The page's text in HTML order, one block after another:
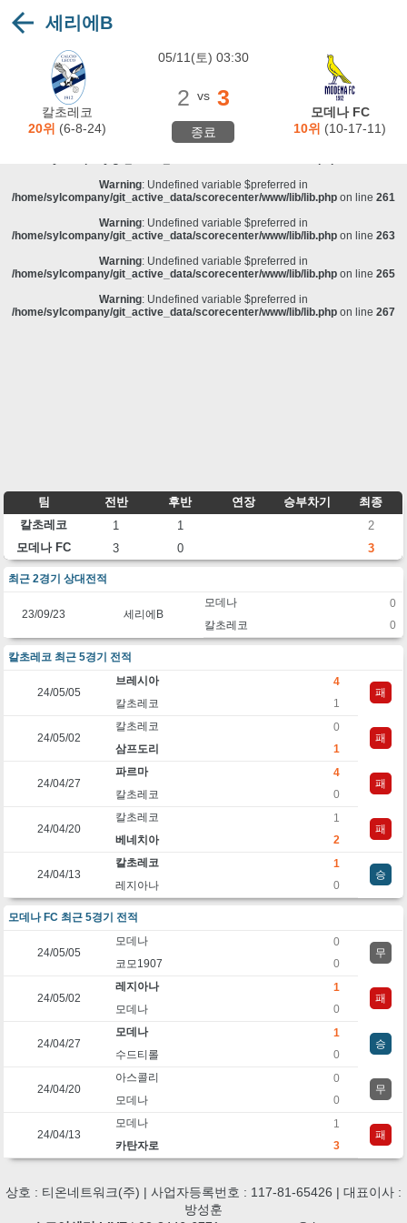
Warning
/home/sylcompany/git_active_data/scorecenter/www/lib/lib.php
Deprecated: stristr(): Passing null to parameter #1 ($haystack) of type string is
deprecated in/home/sylcompany/git_active_data/scorecenter/www/lib/lib.php
: Undefined variable $preferred in
/home/sylcompany/git_active_data/scorecenter/www/lib/lib.php on line 257
: Undefined variable $preferred in
Warning: Undefined variable $preferred in
/home/sylcompany/git_active_data/scorecenter/www/lib/lib.php on line 261
Warning: Undefined variable $preferred in
/home/sylcompany/git_active_data/scorecenter/www/lib/lib.php on line 263
Warning: Undefined variable $preferred in
/home/sylcompany/git_active_data/scorecenter/www/lib/lib.php on line 265
Warning: Undefined variable $preferred in
/home/sylcompany/git_active_data/scorecenter/www/lib/lib.php on line 267
세리에B
칼초레코
20위 (6-8-24)
05/11(토) 03:30
2 vs 3
종료
모데나 FC
10위 (10-17-11)
팀 전반 후반 연장 승부차기
최종
칼초레코
1 1
2
모데나 FC
3 0 3
최근 2경기 상대전적
23/09/23 세리에B
모데나
0
칼초레코
0
칼초레코 최근 5경기 전적
24/05/05
브레시아
4
패
칼초레코
1
24/05/02
칼초레코
0
패
삼프도리
1
24/04/27
파르마
4
패
칼초레코
0
24/04/20
칼초레코
1
패
베네치아
2
24/04/13
칼초레코
1
승
레지아나
0
모데나 FC 최근 5경기 전적
24/05/05
모데나
0
무
코모1907
0
24/05/02
레지아나
1
패
모데나
0
24/04/27
모데나
1
승
수드티롤
0
24/04/20
아스콜리
0
무
모데나
0
24/04/13
모데나
1
패
카탄자로
3
상호 : 티온네트워크(주) | 사업자등록번호 : 117-81-65426 | 대표이사 :
방성훈